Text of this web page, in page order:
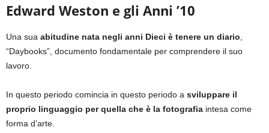
Edward Weston e gli Anni ’10
Una sua abitudine nata negli anni Dieci è tenere un diario
“Daybooks”, documento fondamentale per comprendere il suo
lavoro.
In questo periodo comincia in questo periodo a sviluppare il
proprio linguaggio per quella che è la fotografia intesa come
forma d’arte.